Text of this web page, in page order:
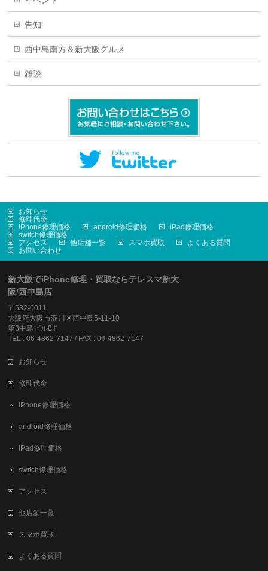
告知
西中島南方＆新大阪グルメ
雑談
お知らせ
修理代金
iPhone修理価格
android修理価格
iPad修理価格
switch修理価格
アクセス
他店舗一覧 スマホ買取
よくある質問
お問い合わせ
新大阪でiPhone修理・買取ならテレスマ新大
阪/西中島店
〒532-0011
大阪府大阪市淀川区西中島5-11-10
第3中島ビル8Ｆ
TEL : 06-4862-7147 / FAX : 06-4862-7147
お知らせ
修理代金
iPhone修理価格
android修理価格
iPad修理価格
switch修理価格
アクセス
他店舗一覧
スマホ買取
よくある質問